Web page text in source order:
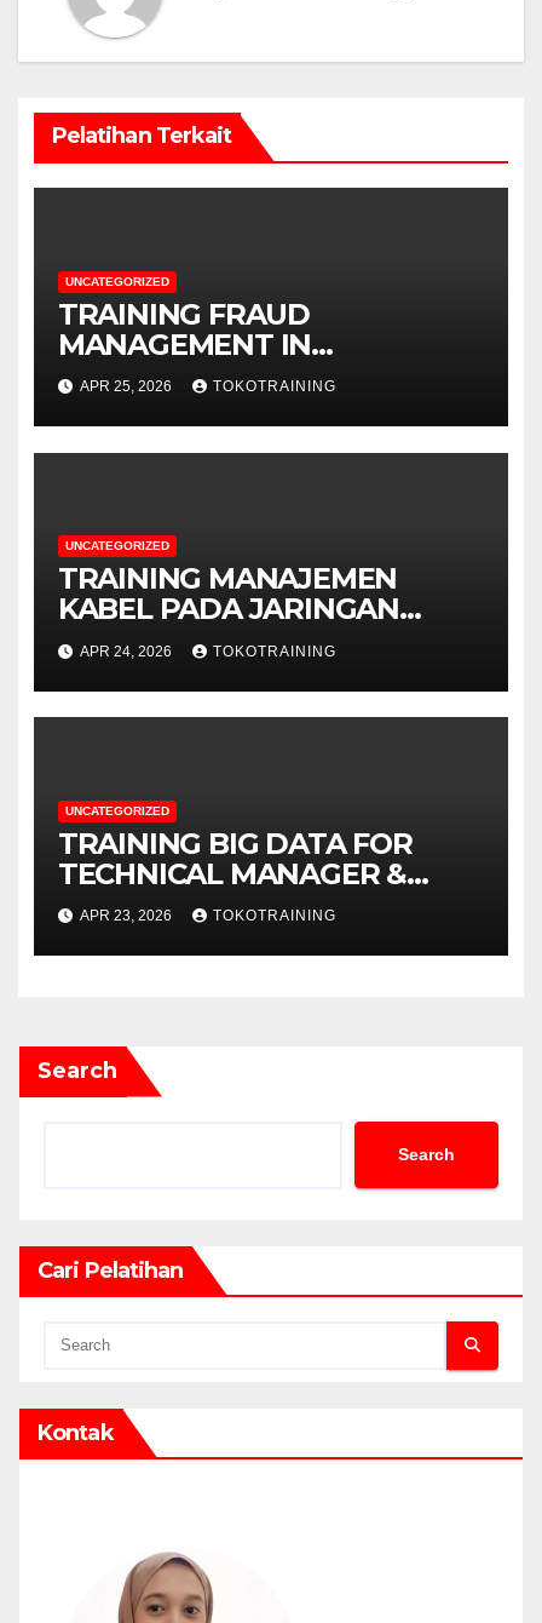
Pelatihan Terkait
UNCATEGORIZED
TRAINING FRAUD
MANAGEMENT IN
TELECOMMUNICATION
BUSINESS
APR 25, 2026 TOKOTRAINING
UNCATEGORIZED
TRAINING MANAJEMEN
KABEL PADA JARINGAN
TELEKOMUNIKASI
APR 24, 2026 TOKOTRAINING
UNCATEGORIZED
TRAINING BIG DATA FOR
TECHNICAL MANAGER &
DECISION MAKERS
APR 23, 2026 TOKOTRAINING
Search
Search
Cari Pelatihan
Kontak